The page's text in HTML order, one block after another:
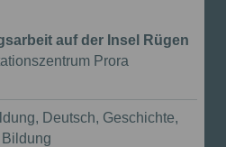
auf der Insel Rügen
Prora
Deutsch, Geschichte,